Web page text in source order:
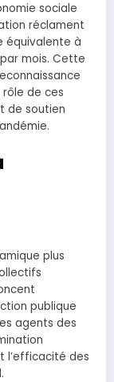
sociale
réclament
équivalente à
par mois. Cette
de ces
de soutien
plus
publique
agents des
l’efficacité des